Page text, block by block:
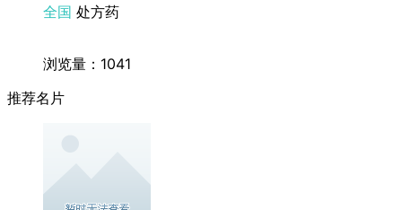
全国 处方药
浏览量：1041
推荐名片